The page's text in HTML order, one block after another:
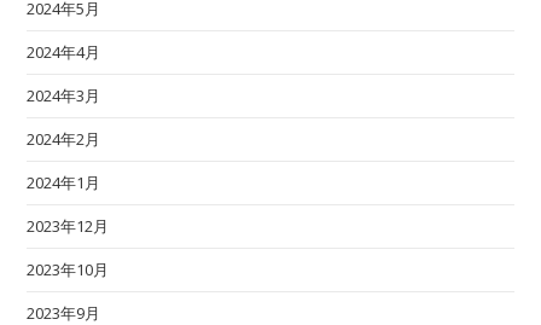
2024年5月
2024年4月
2024年3月
2024年2月
2024年1月
2023年12月
2023年10月
2023年9月